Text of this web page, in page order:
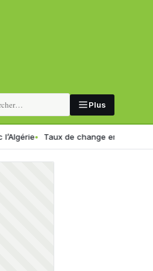
Plus
Taux de change en Algérie : voici le